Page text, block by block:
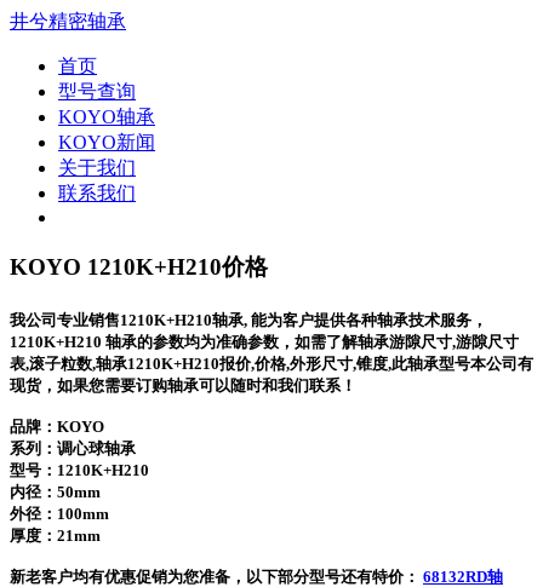
井兮精密轴承
首页
型号查询
KOYO轴承
KOYO新闻
关于我们
联系我们
KOYO 1210K+H210价格
我公司专业销售1210K+H210轴承, 能为客户提供各种轴承技术服务，
1210K+H210 轴承的参数均为准确参数，如需了解轴承游隙尺寸,游隙尺寸
表,滚子粒数,轴承1210K+H210报价,价格,外形尺寸,锥度,此轴承型号本公司有
现货，如果您需要订购轴承可以随时和我们联系！
品牌：KOYO
系列：调心球轴承
型号： 1210K+H210
内径：50mm
外径：100mm
厚度：21mm
新老客户均有优惠促销为您准备，以下部分型号还有特价： 68132RD轴